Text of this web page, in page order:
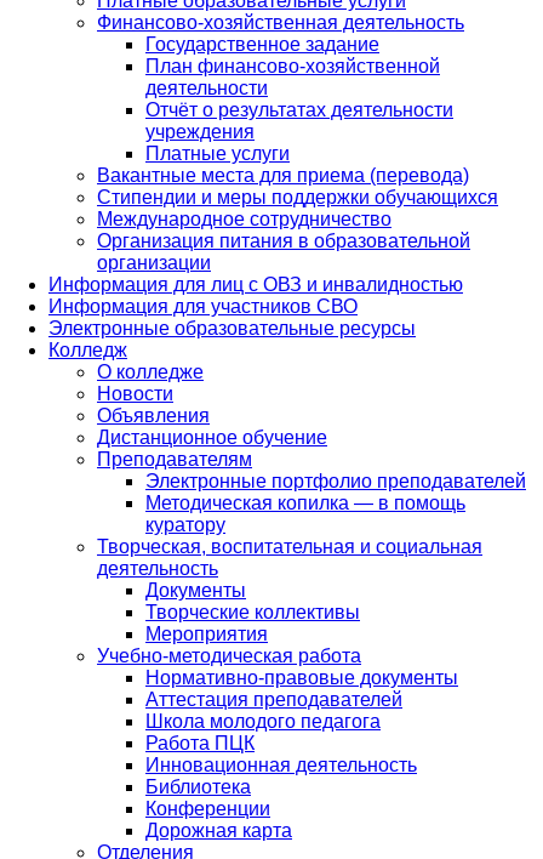
Финансово-хозяйственная деятельность
Государственное задание
План финансово-хозяйственной
деятельности
Отчёт о результатах деятельности
учреждения
Платные услуги
Вакантные места для приема (перевода)
Стипендии и меры поддержки обучающихся
Международное сотрудничество
Организация питания в образовательной
организации
Информация для лиц с ОВЗ и инвалидностью
Информация для участников СВО
Электронные образовательные ресурсы
Колледж
О колледже
Новости
Объявления
Дистанционное обучение
Преподавателям
Электронные портфолио преподавателей
Методическая копилка — в помощь
куратору
Творческая, воспитательная и социальная
деятельность
Документы
Творческие коллективы
Мероприятия
Учебно-методическая работа
Нормативно-правовые документы
Аттестация преподавателей
Школа молодого педагога
Работа ПЦК
Инновационная деятельность
Библиотека
Конференции
Дорожная карта
Отделения